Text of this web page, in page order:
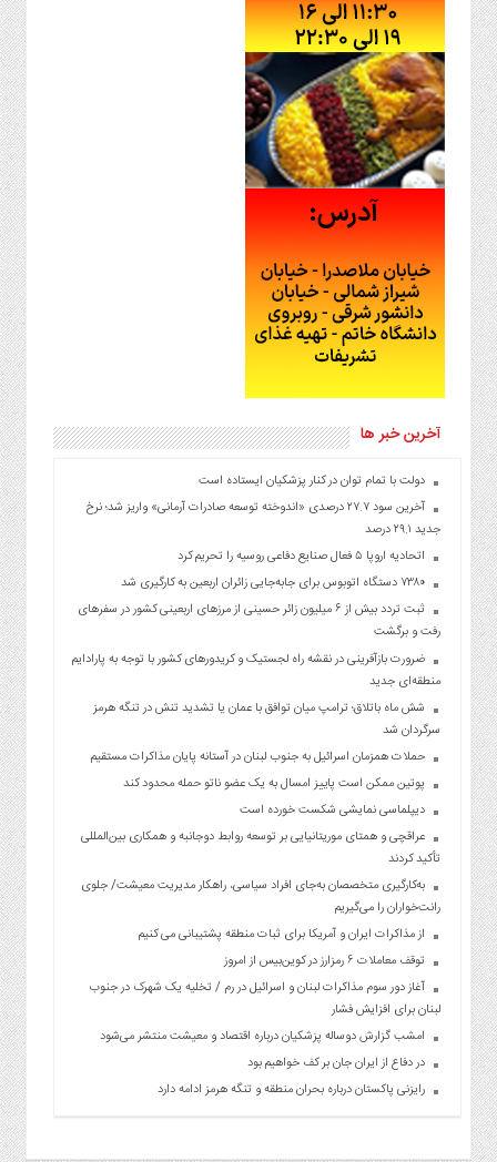
آخرین خبر ها
دولت با تمام توان در کنار پزشکیان ایستاده است
آخرین سود ۲۷.۷ درصدی «اندوخته توسعه صادرات آرمانی» واریز شد؛ نرخ
جدید ۲۹.۱ درصد
اتحادیه اروپا ۵ فعال صنایع دفاعی روسیه را تحریم کرد
۷۳۸۰ دستگاه اتوبوس برای جابه‌جایی زائران اربعین به‌ کارگیری شد
ثبت تردد بیش از ۶ میلیون زائر حسینی از مرزهای اربعینی کشور در سفرهای
رفت و برگشت
ضرورت بازآفرینی در نقشه راه لجستیک و کریدورهای کشور با توجه به پارادایم
منطقه‌ای جدید
شش ماه باتلاق؛ ترامپ میان توافق با عمان یا تشدید تنش در تنگه هرمز
سرگردان شد
حملات همزمان اسرائیل به جنوب لبنان در آستانه پایان مذاکرات مستقیم
پوتین ممکن است پاییز امسال به یک عضو ناتو حمله محدود کند
دیپلماسی نمایشی شکست خورده است
عراقچی و همتای موریتانیایی بر توسعه روابط دوجانبه و همکاری بین‌المللی
تأکید کردند
به‌کارگیری متخصصان به‌جای افراد سیاسی، راهکار مدیریت معیشت/ جلوی
رانت‌خواران را می‌گیریم
از مذاکرات ایران و آمریکا برای ثبات منطقه پشتیبانی می کنیم
توقف معاملات ۶ رمزارز در کوین‌بیس از امروز
آغاز دور سوم مذاکرات لبنان و اسرائیل در رم / تخلیه یک شهرک در جنوب
لبنان برای افزایش فشار
امشب گزارش دوساله پزشکیان درباره اقتصاد و معیشت منتشر می‌شود
در دفاع از ایران جان بر کف خواهیم بود
رایزنی پاکستان درباره بحران منطقه و تنگه هرمز ادامه دارد